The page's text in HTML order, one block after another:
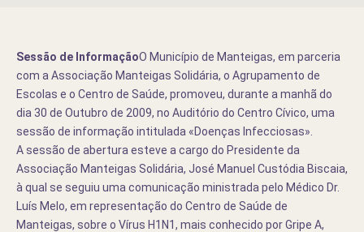
Sessão de InformaçãoO Município de Manteigas, em parceria
com a Associação Manteigas Solidária, o Agrupamento de
Escolas e o Centro de Saúde, promoveu, durante a manhã do
dia 30 de Outubro de 2009, no Auditório do Centro Cívico, uma
sessão de informação intitulada «Doenças Infecciosas».
A sessão de abertura esteve a cargo do Presidente da
Associação Manteigas Solidária, José Manuel Custódia Biscaia,
à qual se seguiu uma comunicação ministrada pelo Médico Dr.
Luís Melo, em representação do Centro de Saúde de
Manteigas, sobre o Vírus H1N1, mais conhecido por Gripe A,